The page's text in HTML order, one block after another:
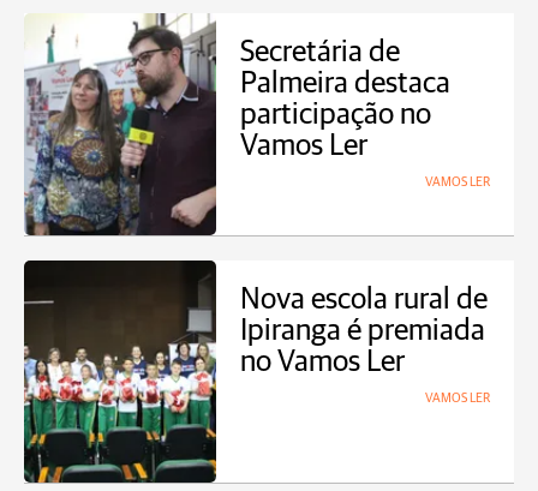
Secretária de
Palmeira destaca
participação no
Vamos Ler
VAMOS LER
Nova escola rural de
Ipiranga é premiada
no Vamos Ler
VAMOS LER